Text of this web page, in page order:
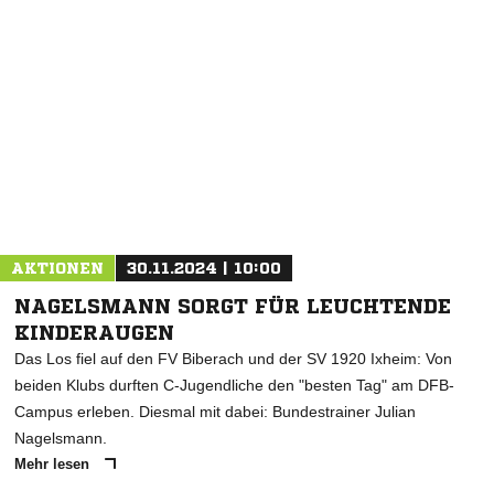
AKTIONEN 30.11.2024 | 10:00
NAGELSMANN SORGT FÜR LEUCHTENDE
KINDERAUGEN
Das Los fiel auf den FV Biberach und der SV 1920 Ixheim: Von
beiden Klubs durften C-Jugendliche den "besten Tag" am DFB-
Campus erleben. Diesmal mit dabei: Bundestrainer Julian
Nagelsmann.
Mehr lesen